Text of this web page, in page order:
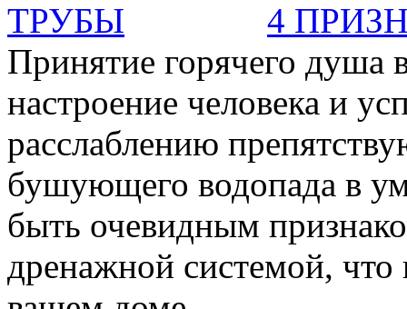
4
Принятие горячего душа
настроение человека и
расслаблению
бушующего водопада в
быть очевидным
дренажной системой, что